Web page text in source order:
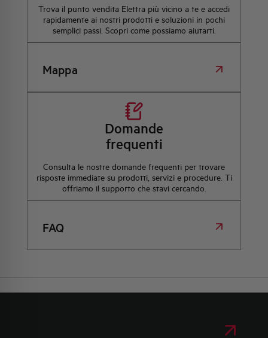
Trova il punto vendita Elettra più vicino a te e accedi
rapidamente ai nostri prodotti e soluzioni in pochi
semplici passi. Scopri come possiamo aiutarti.
Mappa
Domande
frequenti
Consulta le nostre domande frequenti per trovare
risposte immediate su prodotti, servizi e procedure. Ti
offriamo il supporto che stavi cercando.
FAQ